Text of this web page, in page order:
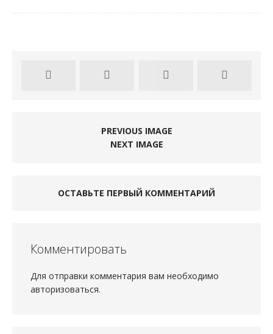
PREVIOUS IMAGE
NEXT IMAGE
ОСТАВЬТЕ ПЕРВЫЙ КОММЕНТАРИЙ
Комментировать
Для отправки комментария вам необходимо
авторизоваться.